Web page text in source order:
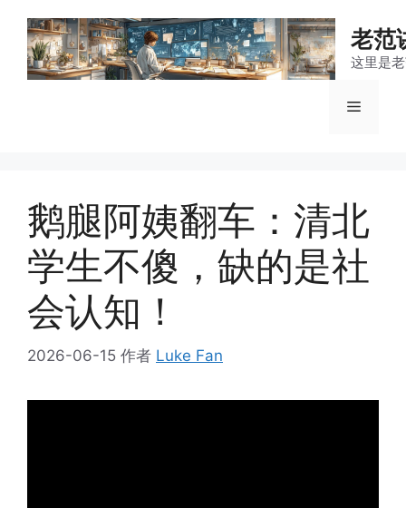
老范
这里是
菜
鹅腿阿姨翻车：清北
学生不傻，缺的是社
会认知！
2026-06-15 作者 Luke Fan